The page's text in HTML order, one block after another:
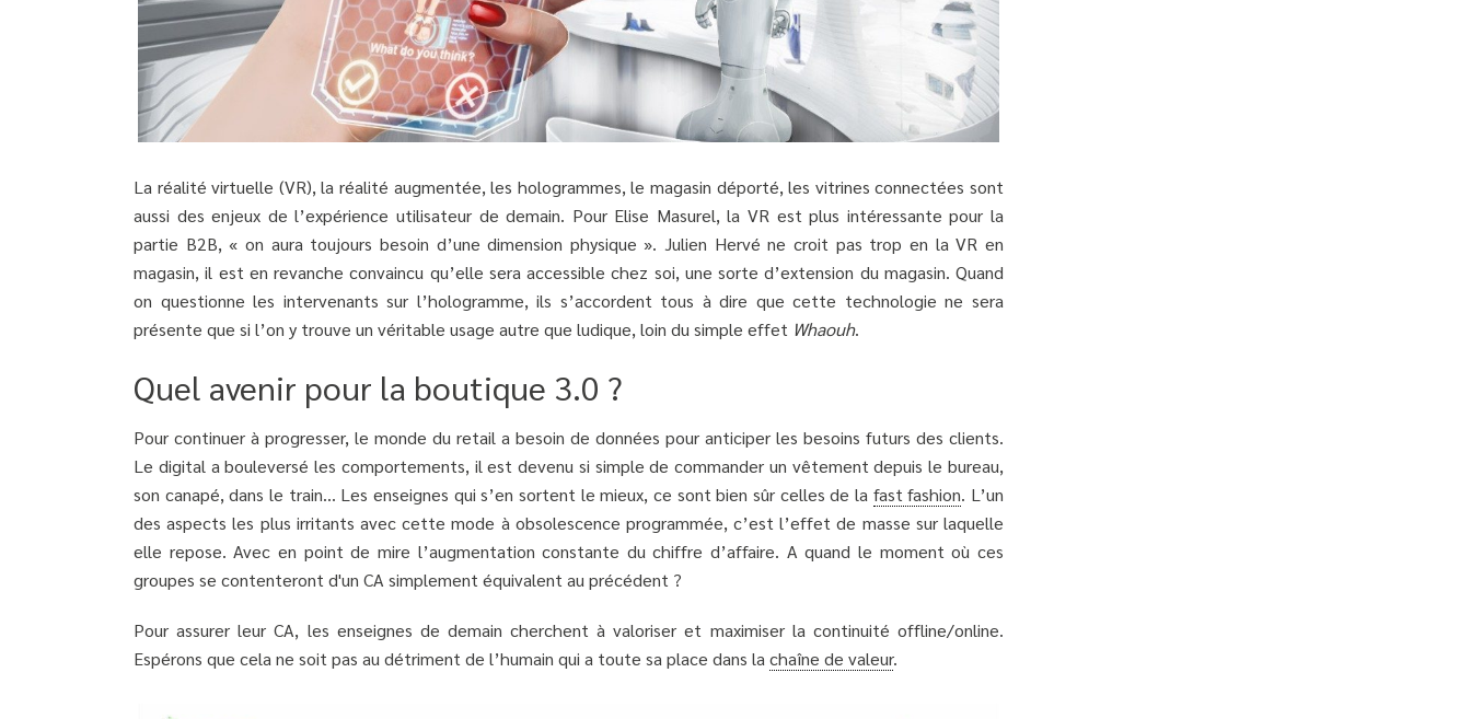
La réalité virtuelle (VR), la réalité augmentée, les hologrammes, le magasin déporté, les vitrines connectées sont
aussi des enjeux de l’expérience utilisateur de demain. Pour Elise Masurel, la VR est plus intéressante pour la
partie B2B, « on aura toujours besoin d’une dimension physique ». Julien Hervé ne croit pas trop en la VR en
magasin, il est en revanche convaincu qu’elle sera accessible chez soi, une sorte d’extension du magasin. Quand
on questionne les intervenants sur l’hologramme, ils s’accordent tous à dire que cette technologie ne sera
présente que si l’on y trouve un véritable usage autre que ludique, loin du simple effet Whaouh.
Quel avenir pour la boutique 3.0 ?
Pour continuer à progresser, le monde du retail a besoin de données pour anticiper les besoins futurs des clients.
Le digital a bouleversé les comportements, il est devenu si simple de commander un vêtement depuis le bureau,
son canapé, dans le train… Les enseignes qui s’en sortent le mieux, ce sont bien sûr celles de la fast fashion. L’un
des aspects les plus irritants avec cette mode à obsolescence programmée, c’est l’effet de masse sur laquelle
elle repose. Avec en point de mire l’augmentation constante du chiffre d’affaire. A quand le moment où ces
groupes se contenteront d'un CA simplement équivalent au précédent ?
Pour assurer leur CA, les enseignes de demain cherchent à valoriser et maximiser la continuité offline/online.
Espérons que cela ne soit pas au détriment de l’humain qui a toute sa place dans la chaîne de valeur.